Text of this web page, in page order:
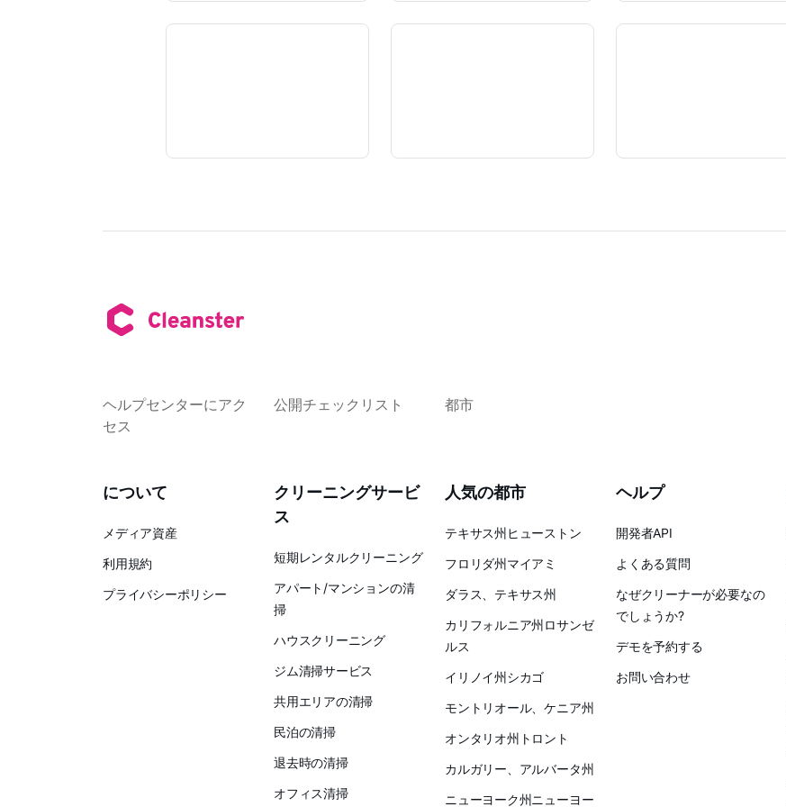
ヘルプセンターにアク
セス
公開チェックリスト 都市
について
メディア資産
利用規約
プライバシーポリシー
クリーニングサービ
ス
短期レンタルクリーニング
アパート/マンションの清
掃
ハウスクリーニング
ジム清掃サービス
共用エリアの清掃
民泊の清掃
退去時の清掃
オフィス清掃
人気の都市
テキサス州ヒューストン
フロリダ州マイアミ
ダラス、テキサス州
カリフォルニア州ロサンゼ
ルス
イリノイ州シカゴ
モントリオール、ケニア州
オンタリオ州トロント
カルガリー、アルバータ州
ニューヨーク州ニューヨー
ヘルプ
開発者API
よくある質問
なぜクリーナーが必要なの
でしょうか?
デモを予約する
お問い合わせ